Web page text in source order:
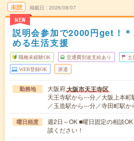
未読
NEW
掲載日 2026/08/07
説明会参加で2000円get！
める生活支援
職種未経験OK 交通費別途支給あり 土
WEB登録OK 派遣
勤務地 大阪府大阪市天王寺区
天王寺駅から---分／大阪上本
／玉造駅から---分／寺田町駅か
曜日頻度
週2日～OK ■曜日固定の相談
談ください！